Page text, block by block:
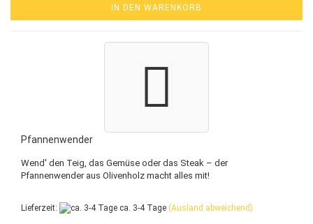
IN DEN WARENKORB
Pfannenwender
Wend' den Teig, das Gemüse oder das Steak – der
Pfannenwender aus Olivenholz macht alles mit!
Lieferzeit: ca. 3-4 Tage (Ausland abweichend)